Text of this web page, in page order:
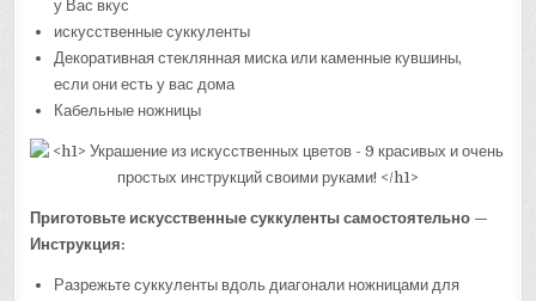
у Вас вкус
искусственные суккуленты
Декоративная стеклянная миска или каменные кувшины,
если они есть у вас дома
Кабельные ножницы
Приготовьте искусственные суккуленты самостоятельно —
Инструкция:
Разрежьте суккуленты вдоль диагонали ножницами для